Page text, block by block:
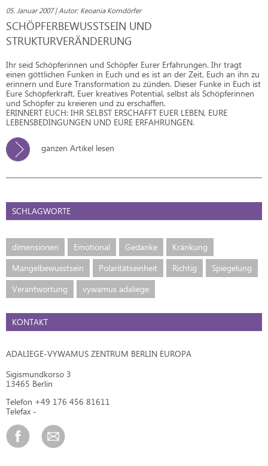
05. Januar 2007 | Autor: Keoania Korndörfer
SCHÖPFERBEWUSSTSEIN UND
STRUKTURVERÄNDERUNG
Ihr seid Schöpferinnen und Schöpfer Eurer Erfahrungen. Ihr tragt
einen göttlichen Funken in Euch und es ist an der Zeit, Euch an ihn zu
erinnern und Eure Transformation zu zünden. Dieser Funke in Euch ist
Eure Schöpferkraft, Euer kreatives Potential, selbst als Schöpferinnen
und Schöpfer zu kreieren und zu erschaffen.
ERINNERT EUCH: IHR SELBST ERSCHAFFT EUER LEBEN, EURE
LEBENSBEDINGUNGEN UND EURE ERFAHRUNGEN.
ganzen Artikel lesen
SCHLAGWORTE
dimensionen Emotional Gedanke
Kränkung
Mangelbewusstsein
Polaritätseinheit Richtig
Spiegelung
Verantwortung
vywamus adaliege
KONTAKT
ADALIEGE-VYWAMUS ZENTRUM BERLIN EUROPA
Sigismundkorso 3
13465 Berlin
Telefon +49 176 456 81611
Telefax -